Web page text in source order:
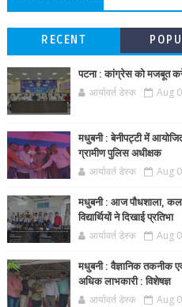
RECENT
पटना : कांग्रेस को मजबूत
आर्यावर्त डेस्क Aug
मधुबनी : बेनीपट्टी में
ग्रामीण पुलिस अधीक्षक
आर्यावर्त डेस्क Aug
मधुबनी : आज पौधशाला, कल
विद्यार्थियों ने दिखाई प्रतिभा
आर्यावर्त डेस्क Aug
मधुबनी : वैज्ञानिक तकनीक
अधिक लाभकारी : विशेषज्ञ
आर्यावर्त डेस्क Aug